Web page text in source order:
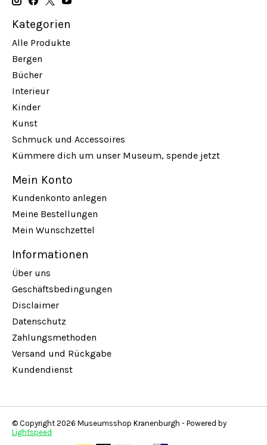
Kategorien
Alle Produkte
Bergen
Bücher
Interieur
Kinder
Kunst
Schmuck und Accessoires
Kümmere dich um unser Museum, spende jetzt
Mein Konto
Kundenkonto anlegen
Meine Bestellungen
Mein Wunschzettel
Informationen
Über uns
Geschäftsbedingungen
Disclaimer
Datenschutz
Zahlungsmethoden
Versand und Rückgabe
Kundendienst
© Copyright 2026 Museumsshop Kranenburgh - Powered by
Lightspeed